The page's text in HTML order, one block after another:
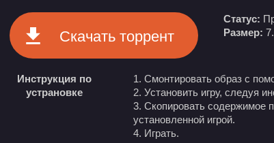
Скачать торрент
Статус:
Размер:
Инструкция по
устрановке
Смонтировать образ с
Установить игру, следуя
Скопировать содержимое
установленной игрой.
Играть.